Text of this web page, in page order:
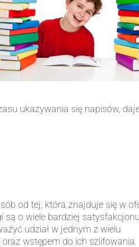
ukazywania się napisów,
od tej, która znajduje się w
są o wiele bardziej
udział w jednym z wielu
wstępem do ich szlifowania.